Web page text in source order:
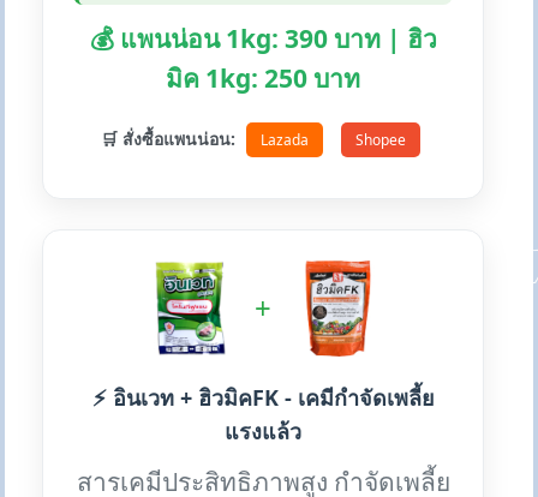
💰 แพนน่อน 1kg: 390 บาท | ฮิว
มิค 1kg: 250 บาท
🛒 สั่งซื้อแพนน่อน: Lazada Shopee
+
⚡ อินเวท + ฮิวมิคFK - เคมีกำจัดเพลี้ย
แรงแล้ว
สารเคมีประสิทธิภาพสูง กำจัดเพลี้ย